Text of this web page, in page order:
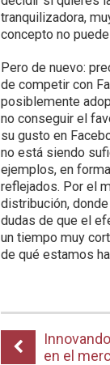
tranquilizadora,
concepto no
Pero de nuevo:
de competir con
posiblemente
no conseguir el
su gusto en
no está siendo
ejemplos, en
reflejados. Por el
distribución,
dudas de que el
un tiempo muy
de qué estamos
en el